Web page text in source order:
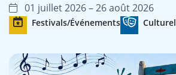
01 juillet 2026 – 26 août 2026
Festivals/Événements Culturel